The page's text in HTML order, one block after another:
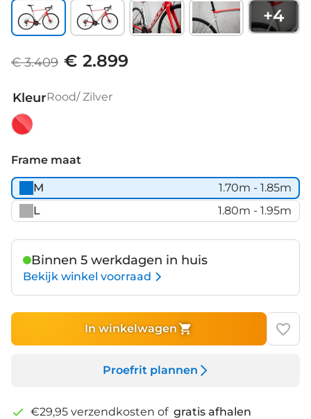
+4
€ 3.409 € 2.899
KleurRood/ Zilver
Zilver
Frame maat
M
1.70m - 1.85m
L
1.80m - 1.95m
Binnen 5 werkdagen in huis
Bekijk winkel voorraad
In winkelwagen
Proefrit plannen
€29,95 verzendkosten of gratis afhalen